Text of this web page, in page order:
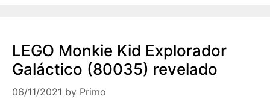
LEGO Monkie Kid Explorador
Galáctico (80035) revelado
06/11/2021 by Primo